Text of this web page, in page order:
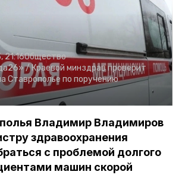
21:16Общество
/ Краевой минздрав проверит
Ставрополье по поручению
Владимир Владимиров
здравоохранения
с проблемой долгого
машин скорой